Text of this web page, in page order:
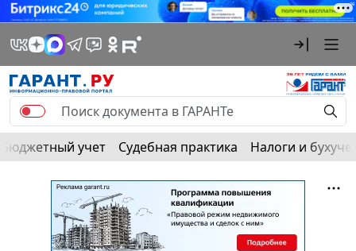
Бюджетный учет Судебная практика Налоги и